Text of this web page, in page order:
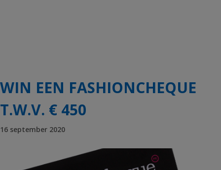
WIN EEN FASHIONCHEQUE
T.W.V. € 450
16 september 2020